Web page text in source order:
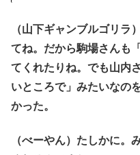
（山下ギャンブルゴリラ
てね。だから駒場さんも
てくれたりね。でも山内
いところで」みたいなの
かった。
（べーやん）たしかに。